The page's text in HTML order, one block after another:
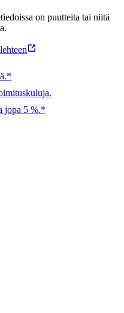
on puutteita tai niitä
jopa 5 %.*